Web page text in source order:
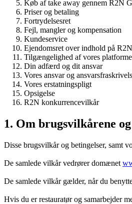
Køb af take away gennem R2N
Priser og betaling
Fortrydelsesret
Fejl, mangler og kompensation
Kundeservice
Ejendomsret over indhold på
Tilgængelighed af vores platforme
Din adfærd og dit ansvar
Vores ansvar og
Vores erstatningspligt
Opsigelse
R2N konkurrencevilkår
1. Om brugsvilkårene
Disse brugsvilkår og betingelser, samt
De samlede vilkår vedrører domænet
De samlede vilkår gælder, når du
Hvis du er restauratør og samarbejder